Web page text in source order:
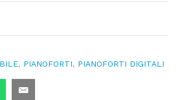
, PIANOFORTI, PIANOFORTI DIGITALI